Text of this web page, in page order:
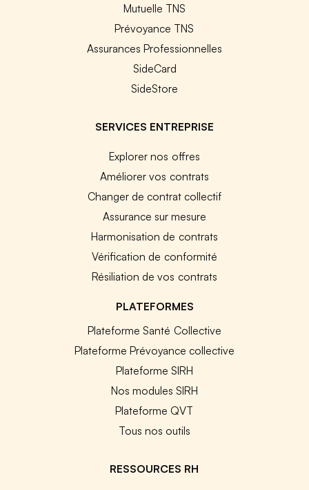
Mutuelle TNS
Prévoyance TNS
Assurances Professionnelles
SideCard
SideStore
SERVICES ENTREPRISE
Explorer nos offres
Améliorer vos contrats
Changer de contrat collectif
Assurance sur mesure
Harmonisation de contrats
Vérification de conformité
Résiliation de vos contrats
PLATEFORMES
Plateforme Santé Collective
Plateforme Prévoyance collective
Plateforme SIRH
Nos modules SIRH
Plateforme QVT
Tous nos outils
RESSOURCES RH